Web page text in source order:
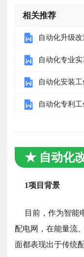
相关推荐
自动化升级
自动化专业实
自动化安装
自动化专利
★ 自动化
1项目背景
目前，作为智能
配电网，在能量流
面都表现出于传统